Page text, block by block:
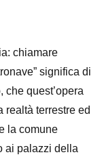
chiamare
significa di
che quest’opera
realtà terrestre ed
la comune
ai palazzi della